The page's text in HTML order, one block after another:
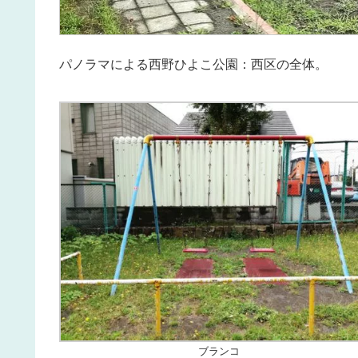
パノラマによる西野ひよこ公園：西区の全体。
ブランコ